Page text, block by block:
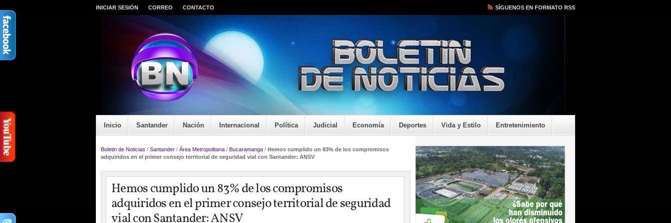
INICIAR SESIÓN CORREO CONTACTO SÍGUENOS EN FORMATO RSS
Inicio Santander Nación Internacional Política Judicial Economía Deportes Vida y Estilo Entretenimiento
Boletin de Noticias / Santander / Área Metropolitana / Bucaramanga / Hemos cumplido un 83% de los compromisos
adquiridos en el primer consejo territorial de seguridad vial con Santander: ANSV
Hemos cumplido un 83% de los compromisos
adquiridos en el primer consejo territorial de seguridad
vial con Santander: ANSV